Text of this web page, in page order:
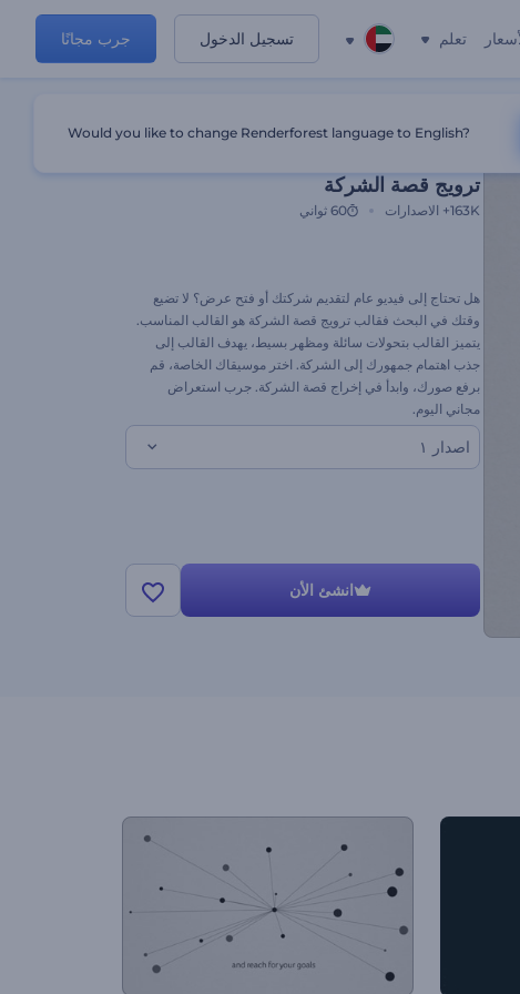
تعلم تسجيل الدخول جرب مجانًا
ترويج قصة الشركة
163K+ الاصدارات 60 ثواني
هل تحتاج إلى فيديو عام لتقديم شركتك أو فتح عرض؟ لا تضيع
وقتك في البحث فقالب ترويج قصة الشركة هو القالب المناسب.
يتميز القالب بتحولات سائلة ومظهر بسيط، يهدف القالب إلى
جذب اهتمام جمهورك إلى الشركة. اختر موسيقاك الخاصة، قم
برفع صورك، وابدأ في إخراج قصة الشركة. جرب استعراض
مجاني اليوم.
اصدار ١
انشئ الأن
Would you like to change Renderforest language to English?